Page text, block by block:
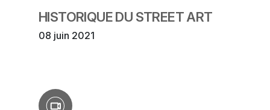
HISTORIQUE DU STREET ART
08 juin 2021